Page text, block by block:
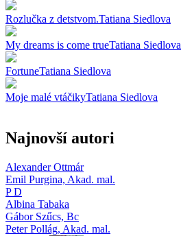
Rozlučka z detstvom.Tatiana Siedlova
My dreams is come trueTatiana Siedlova
FortuneTatiana Siedlova
Moje malé vtáčikyTatiana Siedlova
Najnovší autori
Alexander Ottmár
Emil Purgina, Akad. mal.
P D
Albina Tabaka
Gábor Szűcs, Bc
Peter Pollág, Akad. mal.